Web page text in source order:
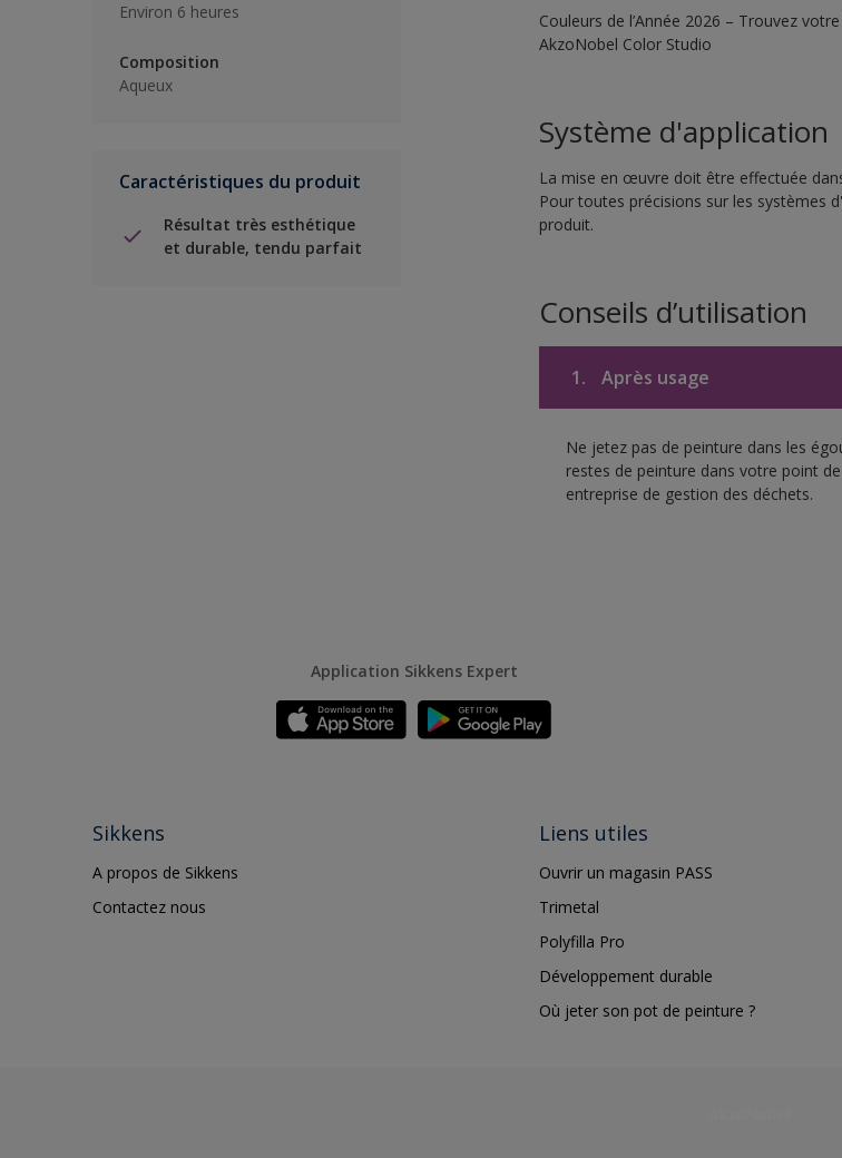
Environ 6 heures
Composition
Aqueux
Caractéristiques du produit
Résultat très esthétique
et durable, tendu parfait
Couleurs de l’Année 2026 – Trouvez
AkzoNobel Color Studio
Système d'application
La mise en œuvre doit être effectuée
Pour toutes précisions sur les systèmes
produit.
Conseils d’utilisation
1. Après usage
Ne jetez pas de peinture dans les
restes de peinture dans votre point
entreprise de gestion des déchets.
Application Sikkens Expert
Sikkens
A propos de Sikkens
Contactez nous
Liens utiles
Ouvrir un magasin PASS
Trimetal
Polyfilla Pro
Développement durable
Où jeter son pot de peinture ?